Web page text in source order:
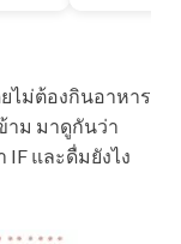
ไม่ต้องกินอาหาร
าม มาดูกันว่า
และดื่มยังไง